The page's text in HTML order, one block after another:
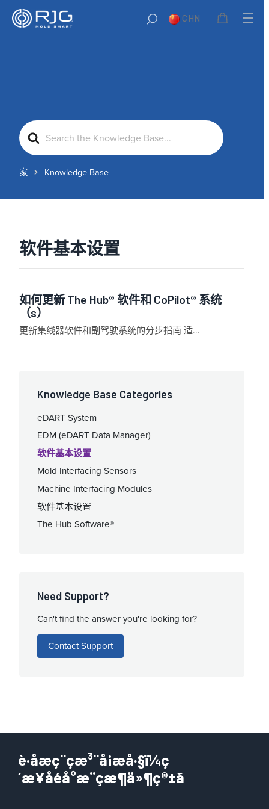
CHN
Search
For
家 Knowledge Base
软件基本设置
如何更新 The Hub® 软件和 CoPilot® 系统
（s）
更新集线器软件和副驾驶系统的分步指南 适...
Knowledge Base Categories
eDART System
EDM (eDART Data Manager)
软件基本设置
Mold Interfacing Sensors
Machine Interfacing Modules
软件基本设置
The Hub Software®
Need Support?
Can't find the answer you're looking for?
Contact Support
è·åæç¨çæ³¨å¡æå·§ï¼ç
´æ¥åéå°æ¨çæ¶ä»¶ç®±ã